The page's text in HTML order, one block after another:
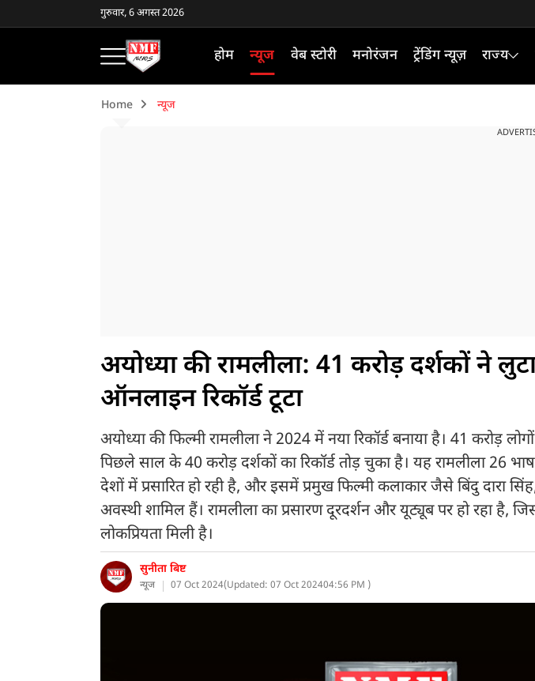
गुरुवार, 6 अगस्त 2026
होम न्यूज वेब स्टोरी मनोरंजन ट्रेंडिंग न्यूज़ राज्य
Home न्यूज
अयोध्या की रामलीला: 41 करोड़ दर्शकों ने
ऑनलाइन रिकॉर्ड टूटा
अयोध्या की फिल्मी रामलीला ने 2024 में नया रिकॉर्ड बनाया है। 41 करोड़
पिछले साल के 40 करोड़ दर्शकों का रिकॉर्ड तोड़ चुका है। यह रामलीला 26
देशों में प्रसारित हो रही है, और इसमें प्रमुख फिल्मी कलाकार जैसे बिंदु दारा
अवस्थी शामिल हैं। रामलीला का प्रसारण दूरदर्शन और यूट्यूब पर हो रहा है,
लोकप्रियता मिली है।
सुनीता बिष्ट
न्यूज 07 Oct 2024(Updated: 07 Oct 202404:56 PM )